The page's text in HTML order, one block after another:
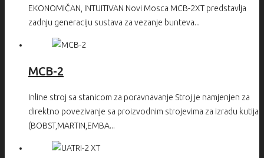
EKONOMIČAN, INTUITIVAN Novi Mosca MCB-2XT predstavlja
zadnju generaciju sustava za vezanje bunteva...
MCB-2
Inline stroj sa stanicom za poravnavanje Stroj je namjenjen za
direktno povezivanje sa proizvodnim strojevima za izradu kutija
(BOBST,MARTIN,EMBA...